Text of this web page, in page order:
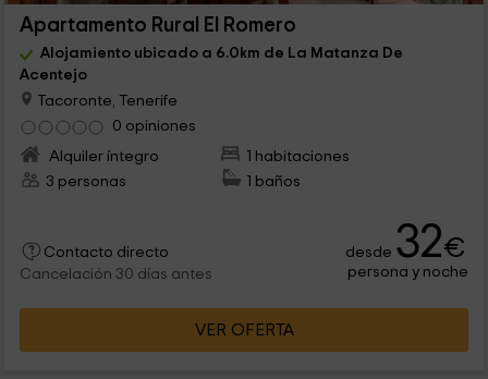
Apartamento Rural El Romero
Alojamiento ubicado a 6.0km de La Matanza De
Acentejo
Tacoronte, Tenerife
0 opiniones
Alquiler íntegro
1 habitaciones
3 personas
1 baños
Contacto directo
Cancelación 30 días antes
desde 32€
persona y noche
VER OFERTA